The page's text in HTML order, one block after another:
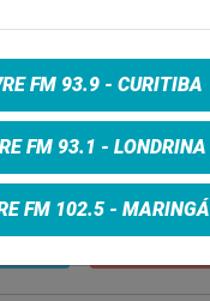
FM 93.9 - CURITIBA
FM 93.1 - LONDRINA
FM 102.5 - MARINGÁ